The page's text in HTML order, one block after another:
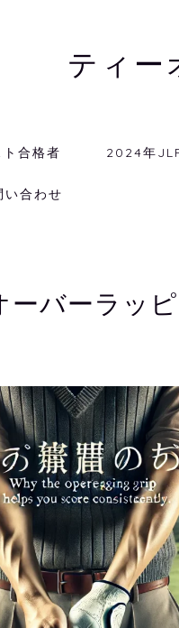
ティー
合格者 2024年
い合わせ
ーバーラッ